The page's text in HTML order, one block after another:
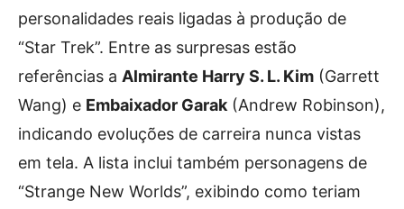
personalidades reais ligadas à produção de
“Star Trek”. Entre as surpresas estão
referências a Almirante Harry S. L. Kim (Garrett
Wang) e Embaixador Garak (Andrew Robinson),
indicando evoluções de carreira nunca vistas
em tela. A lista inclui também personagens de
“Strange New Worlds”, exibindo como teriam